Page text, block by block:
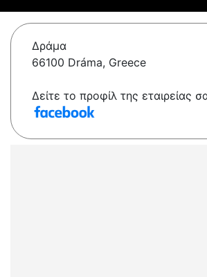
Δράμα
66100 Dráma, Greece
Δείτε το προφίλ της εταιρείας